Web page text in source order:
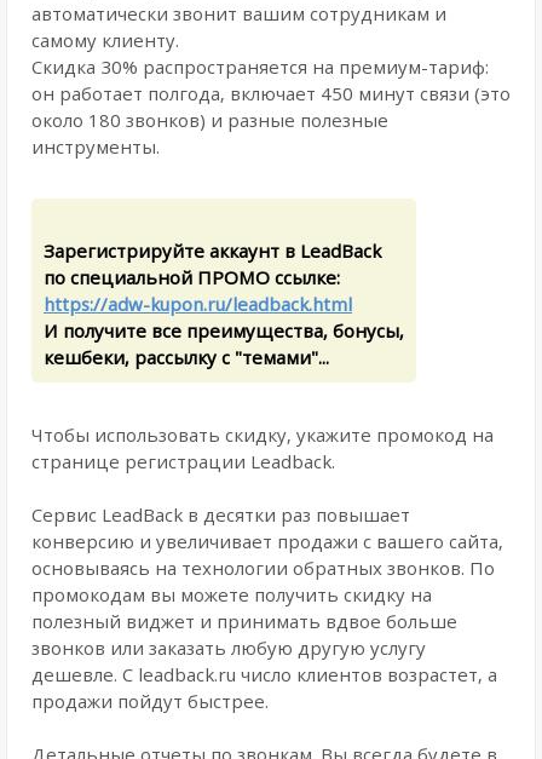
автоматически звонит вашим сотрудникам и
самому клиенту.
Скидка 30% распространяется на премиум-тариф:
он работает полгода, включает 450 минут связи (это
около 180 звонков) и разные полезные
инструменты.
Зарегистрируйте аккаунт в LeadBack
по специальной ПРОМО ссылке:
https://adw-kupon.ru/leadback.html
И получите все преимущества, бонусы,
кешбеки, рассылку с "темами"...
Чтобы использовать скидку, укажите промокод на
странице регистрации Leadback.
Сервис LeadBack в десятки раз повышает
конверсию и увеличивает продажи с вашего сайта,
основываясь на технологии обратных звонков. По
промокодам вы можете получить скидку на
полезный виджет и принимать вдвое больше
звонков или заказать любую другую услугу
дешевле. С leadback.ru число клиентов возрастет, а
продажи пойдут быстрее.
Детальные отчеты по звонкам. Вы всегда будете в